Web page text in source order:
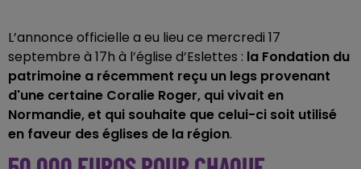
L’annonce officielle a eu lieu ce mercredi 17
septembre à 17h à l’église d’Eslettes : la Fondation du
patrimoine a récemment reçu un legs provenant
d'une certaine Coralie Roger, qui vivait en
Normandie, et qui souhaite que celui-ci soit utilisé
en faveur des églises de la région.